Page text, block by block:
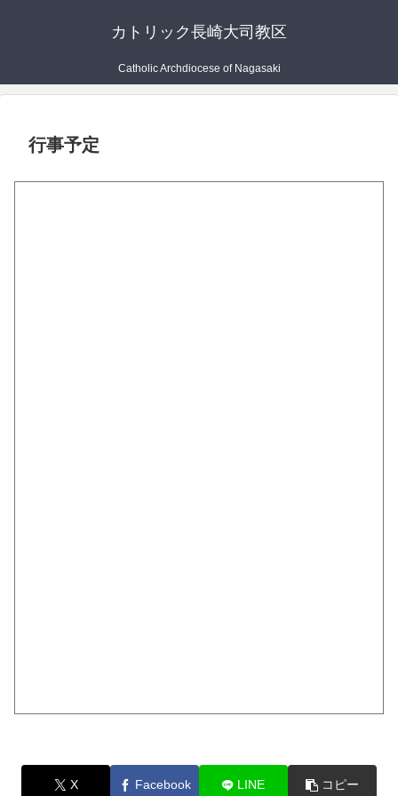
カトリック長崎大司教区
Catholic Archdiocese of Nagasaki
行事予定
X Facebook LINE コピー